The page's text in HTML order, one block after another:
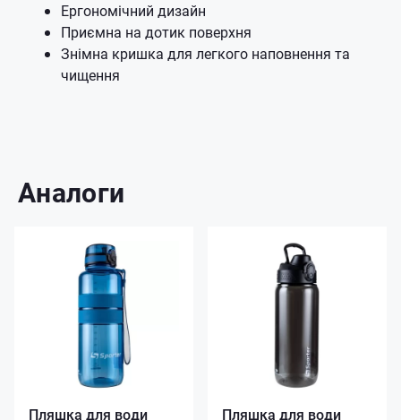
Ергономічний дизайн
Приємна на дотик поверхня
Знімна кришка для легкого наповнення та
чищення
Аналоги
Пляшка для води Пляшка для води